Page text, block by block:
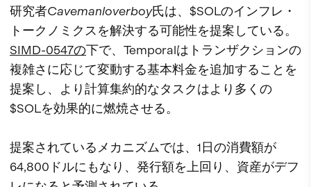
研究者Cavemanloverboy氏は、$SOLのインフレ・
トークノミクスを解決する可能性を提案している。
SIMD-0547の下で、Temporalはトランザクションの
複雑さに応じて変動する基本料金を追加することを
提案し、より計算集約的なタスクはより多くの
$SOLを効果的に燃焼させる。
提案されているメカニズムでは、1日の消費額が
64,800ドルにもなり、発行額を上回り、資産がデフ